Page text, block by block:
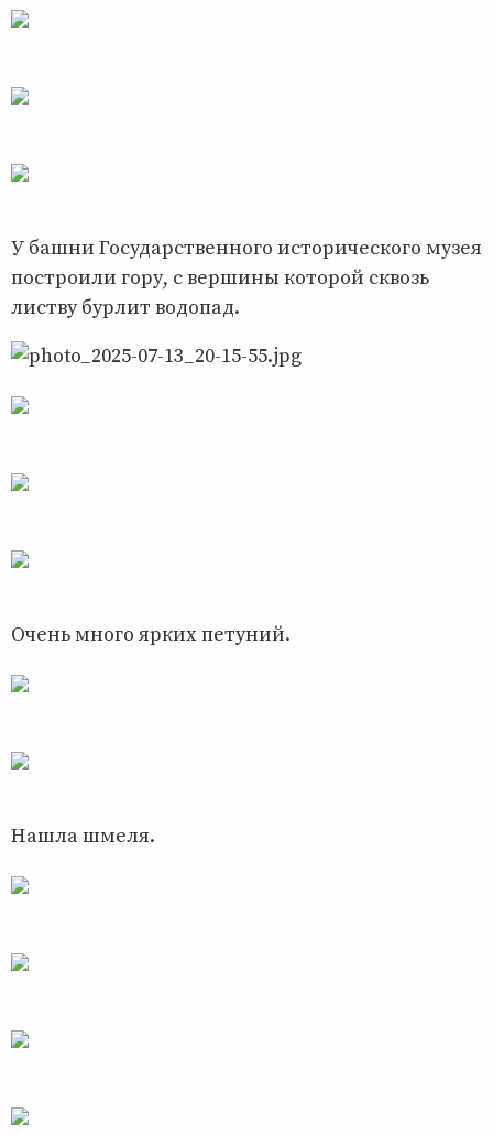
У башни Государственного исторического музея
построили гору, с вершины которой сквозь
листву бурлит водопад.
Очень много ярких петуний.
Нашла шмеля.